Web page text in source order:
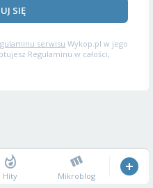
SIĘ
serwisu Wykop.pl w jego
Regulaminu w całości,
Hity Mikroblog